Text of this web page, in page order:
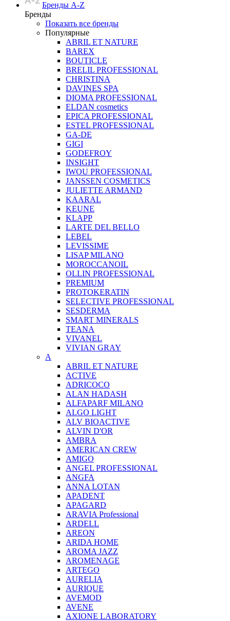
Бренды A-Z
Бренды
Показать все бренды
Популярные
ABRIL ET NATURE
BAREX
BOUTICLE
BRELIL PROFESSIONAL
CHRISTINA
DAVINES SPA
DIOMA PROFESSIONAL
ELDAN cosmetics
EPICA PROFESSIONAL
ESTEL PROFESSIONAL
GA-DE
GIGI
GODEFROY
INSIGHT
IWOU PROFESSIONAL
JANSSEN COSMETICS
JULIETTE ARMAND
KAARAL
KEUNE
KLAPP
LARTE DEL BELLO
LEBEL
LEVISSIME
LISAP MILANO
MOROCCANOIL
OLLIN PROFESSIONAL
PREMIUM
PROTOKERATIN
SELECTIVE PROFESSIONAL
SESDERMA
SMART MINERALS
TEANA
VIVANEL
VIVIAN GRAY
A
ABRIL ET NATURE
ACTIVE
ADRICOCO
ALAN HADASH
ALFAPARF MILANO
ALGO LIGHT
ALV BIOACTIVE
ALVIN D'OR
AMBRA
AMERICAN CREW
AMIGO
ANGEL PROFESSIONAL
ANGFA
ANNA LOTAN
APADENT
APAGARD
ARAVIA Professional
ARDELL
AREON
ARIDA HOME
AROMA JAZZ
AROMENAGE
ARTEGO
AURELIA
AURIQUE
AVEMOD
AVENE
AXIONE LABORATORY